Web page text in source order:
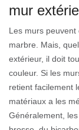
mur
Les murs
marbre. Mais,
extérieur, il doit
couleur. Si les
retient facilement
matériaux a les
Généralement,